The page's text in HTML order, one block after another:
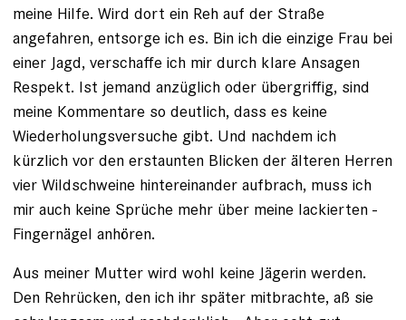
meine Hilfe. Wird dort ein Reh auf der Straße
angefahren, entsorge ich es. Bin ich die einzige Frau bei
einer Jagd, verschaffe ich mir durch klare Ansagen
Respekt. Ist jemand anzüglich oder übergriffig, sind
meine Kommentare so deutlich, dass es keine
Wiederholungsversuche gibt. Und nachdem ich
kürzlich vor den erstaunten Blicken der älteren Herren
vier Wildschweine hintereinander aufbrach, muss ich
mir auch keine Sprüche mehr über meine lackierten ­
Fingernägel anhören.
Aus meiner Mutter wird wohl keine Jägerin werden.
Den Rehrücken, den ich ihr später mitbrachte, aß sie